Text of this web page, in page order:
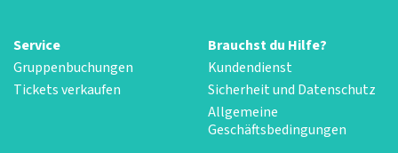
Service
Gruppenbuchungen
Tickets verkaufen
Brauchst du Hilfe?
Kundendienst
Sicherheit und Datenschutz
Allgemeine
Geschäftsbedingungen